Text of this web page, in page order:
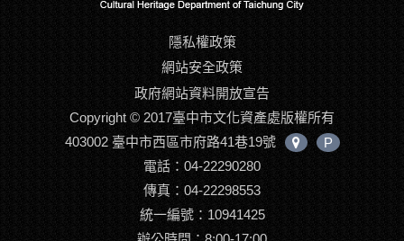
隱私權政策
網站安全政策
政府網站資料開放宣告
Copyright © 2017臺中市文化資產處版權所有
403002 臺中市西區市府路41巷19號
中
P
電話：04-22290280
傳真：04-22298553
統一編號：10941425